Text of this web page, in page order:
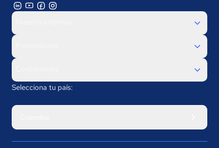
Selecciona tu país: